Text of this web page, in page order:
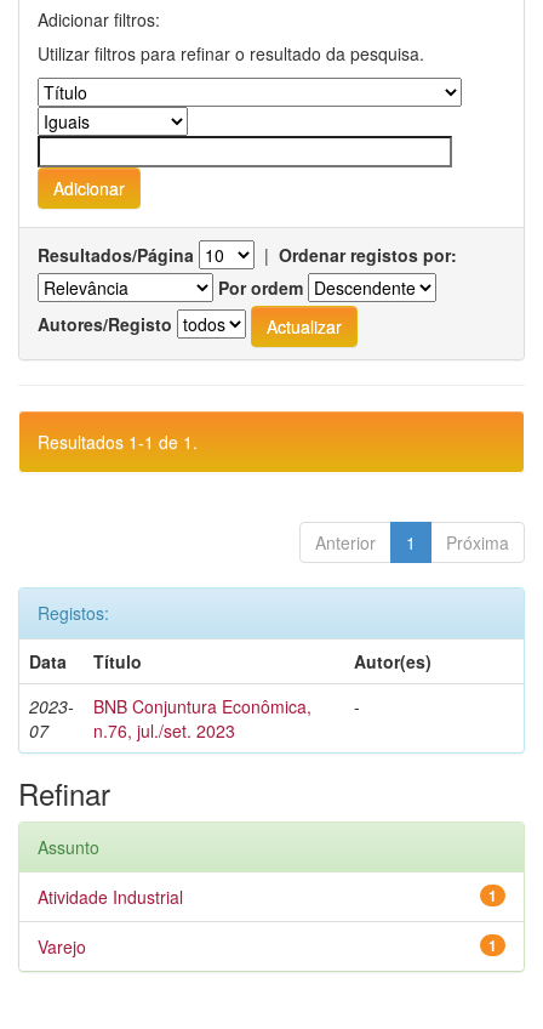
Adicionar filtros:
Utilizar filtros para refinar o resultado da pesquisa.
Resultados/Página | Ordenar registos por:
Por ordem
Autores/Registo
Resultados 1-1 de 1.
Anterior 1 Próxima
Registos:
Data
Título
Autor(es)
2023-
07
BNB Conjuntura Econômica,
n.76, jul./set. 2023
-
Refinar
Assunto
1
Atividade Industrial
1
Varejo